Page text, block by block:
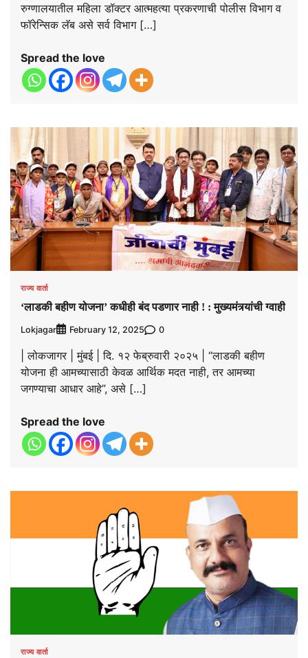
रुग्णालयातील महिला डॉक्टर आत्महत्या प्रकरणाची पोलीस विभाग व
फॉरेन्सिक लॅब असे सर्व विभाग […]
Spread the love
राज्य वार्ता
‘लाडकी बहीण योजना’ कधीही बंद पडणार नाही ! : मुख्यमंत्र्यांची ग्वाही
Lokjagar February 12, 2025 0
| लोकजागर | मुंबई | दि. १२ फेब्रुवारी २०२५ | “लाडकी बहीण
योजना ही आमच्यासाठी केवळ आर्थिक मदत नाही, तर आमच्या
जगण्याचा आधार आहे”, असे […]
Spread the love
राज्य वार्ता